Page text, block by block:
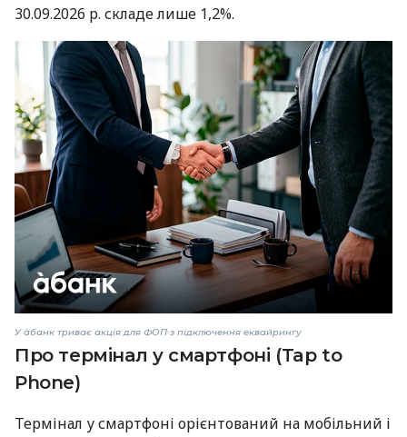
30.09.2026 р. складе лише 1,2%.
У àбанк триває акція для ФОП з підключення еквайрингу
Про термінал у смартфоні (Tap to
Phone)
Термінал у смартфоні орієнтований на мобільний і